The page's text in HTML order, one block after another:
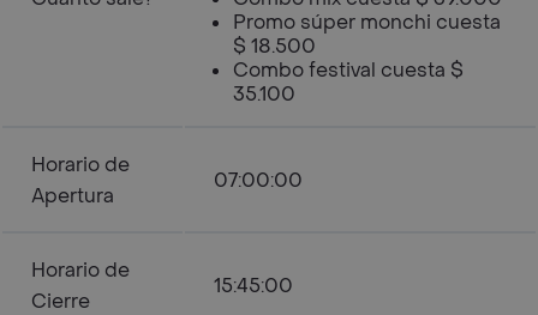
Promo súper monchi cuesta
$ 18.500
Combo festival cuesta $
35.100
Horario de
Apertura
07:00:00
Horario de
Cierre
15:45:00